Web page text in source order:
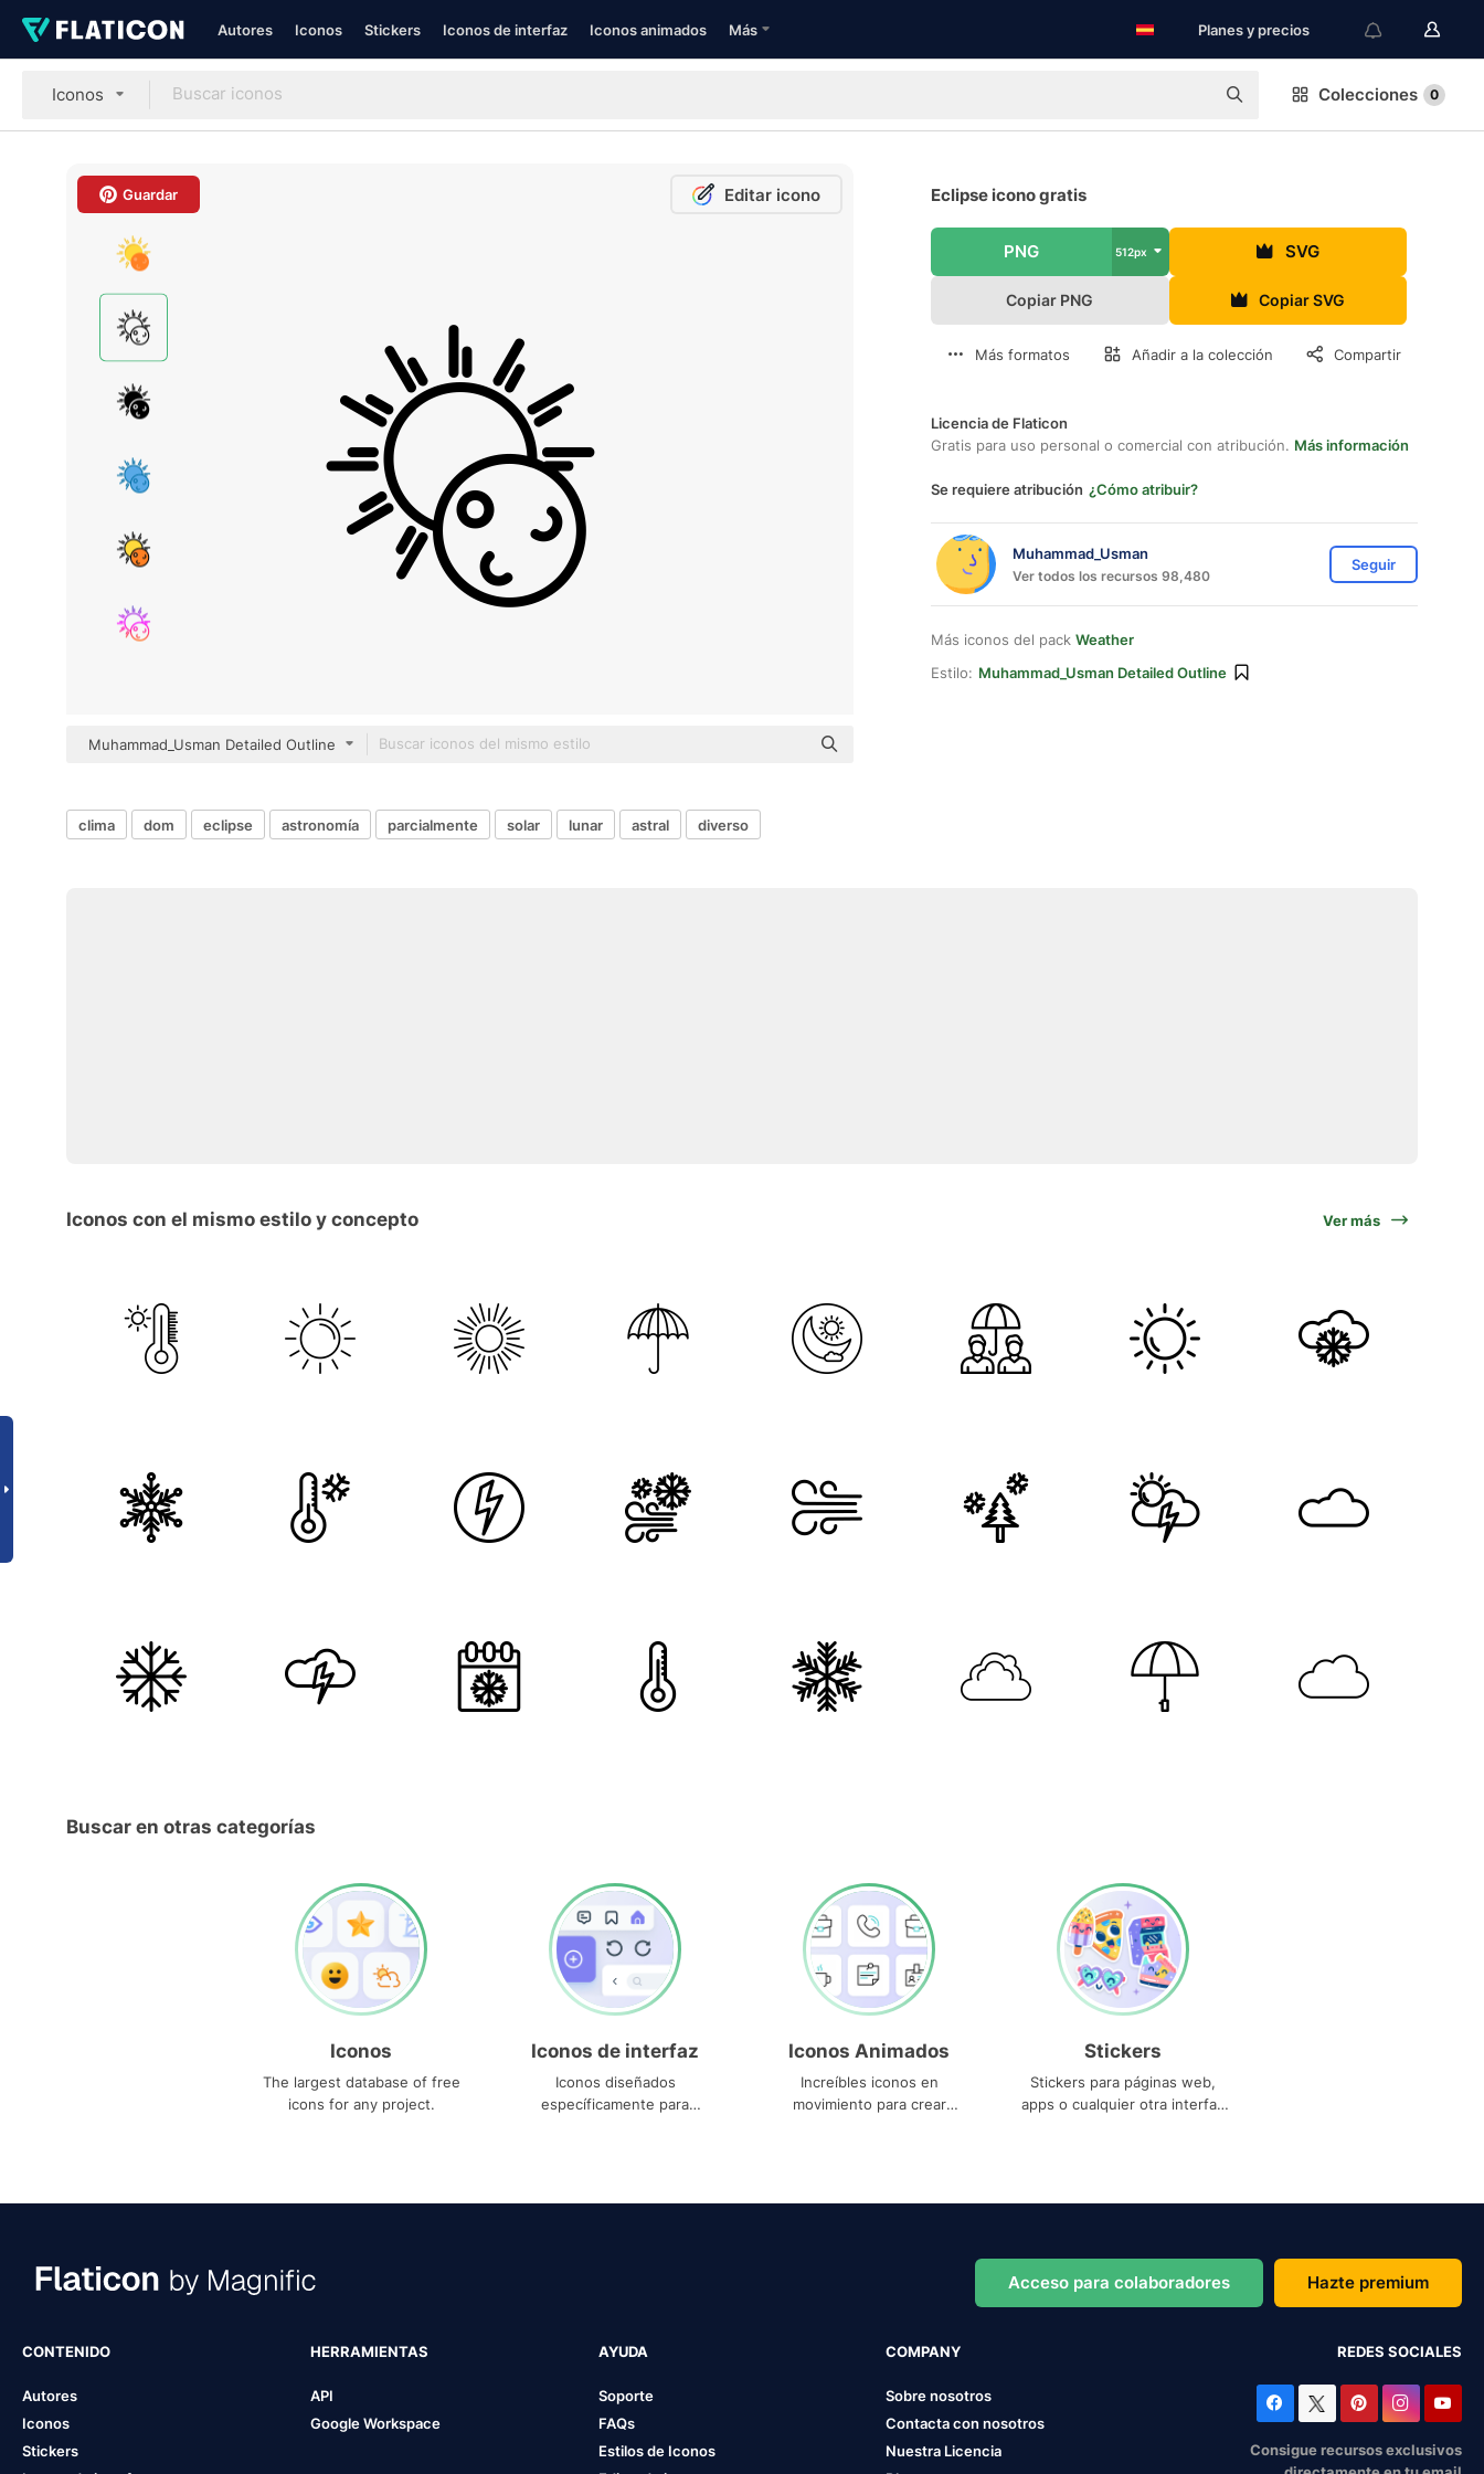
Autores Iconos Stickers Iconos de interfaz Iconos animados Más Planes y precios
Iconos Colecciones 0
Guardar Editar icono
Muhammad_Usman Detailed Outline
Eclipse icono gratis
PNG 512px SVG
Copiar PNG Copiar SVG
Más formatos Añadir a la colección Compartir
Licencia de Flaticon
Gratis para uso personal o comercial con atribución. Más información
Se requiere atribución ¿Cómo atribuir?
Muhammad_Usman
Ver todos los recursos 98,480
Seguir
Más iconos del pack Weather
Estilo: Muhammad_Usman Detailed Outline
clima dom eclipse astronomía parcialmente solar lunar astral diverso
Iconos con el mismo estilo y concepto Ver más
Buscar en otras categorías
Iconos
The largest database of free
icons for any project.
Iconos de interfaz
Iconos diseñados
específicamente para
Iconos Animados
Increíbles iconos en
movimiento para crear
Stickers
Stickers para páginas web,
apps o cualquier otra interfaz
Acceso para colaboradores Hazte premium
CONTENIDO
Autores
Iconos
Stickers
HERRAMIENTAS
API
Google Workspace
AYUDA
Soporte
FAQs
Estilos de Iconos
COMPANY
Sobre nosotros
Contacta con nosotros
Nuestra Licencia
REDES SOCIALES
Consigue recursos exclusivos